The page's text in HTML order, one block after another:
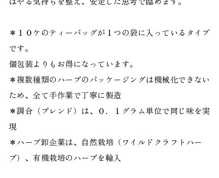
＊１０ケのティーバッグが１つの袋に入っているタイプ
です。
個包装よりもお得になっています。
＊複数種類のハーブのパッケージングは機械化できない
ため、全て手作業で丁寧に製造
＊調合（ブレンド）は、０．１グラム単位で同じ味を実
現
＊ハーブ卸企業は、自然栽培（ワイルドクラフトハー
ブ）、有機栽培のハーブを輸入